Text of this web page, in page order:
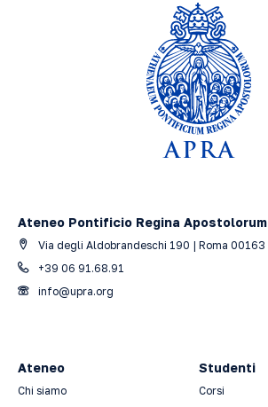
Ateneo Pontificio Regina Apostolorum
Via degli Aldobrandeschi 190 | Roma 00163
+39 06 91.68.91
info@upra.org
Ateneo
Chi siamo
Studenti
Corsi